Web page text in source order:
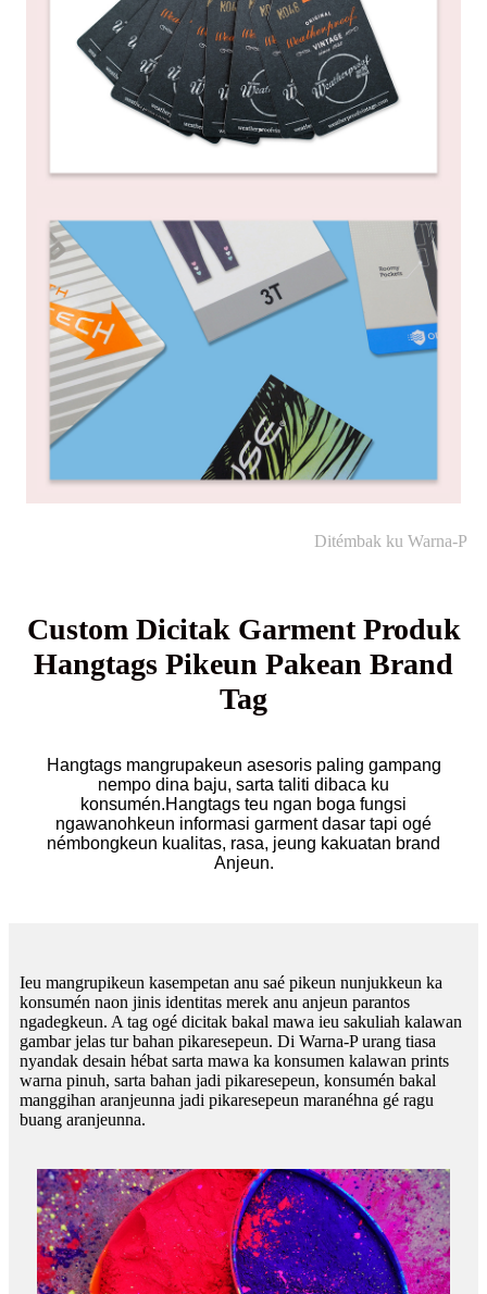
Ditémbak ku Warna-P
Custom Dicitak Garment Produk
Hangtags Pikeun Pakean Brand
Tag
Hangtags mangrupakeun asesoris paling gampang
nempo dina baju, sarta taliti dibaca ku
konsumén.Hangtags teu ngan boga fungsi
ngawanohkeun informasi garment dasar tapi ogé
némbongkeun kualitas, rasa, jeung kakuatan brand
Anjeun.
Ieu mangrupikeun kasempetan anu saé pikeun nunjukkeun ka
konsumén naon jinis identitas merek anu anjeun parantos
ngadegkeun. A tag ogé dicitak bakal mawa ieu sakuliah kalawan
gambar jelas tur bahan pikaresepeun. Di Warna-P urang tiasa
nyandak desain hébat sarta mawa ka konsumen kalawan prints
warna pinuh, sarta bahan jadi pikaresepeun, konsumén bakal
manggihan aranjeunna jadi pikaresepeun maranéhna gé ragu
buang aranjeunna.